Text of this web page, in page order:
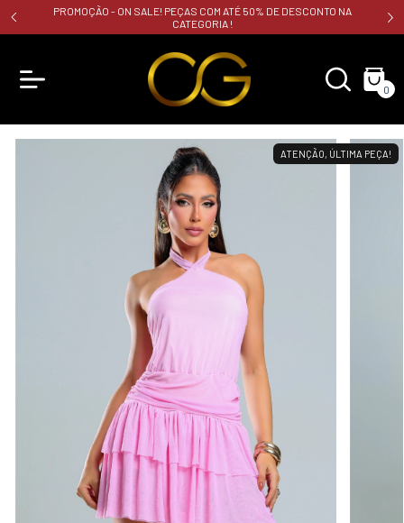
PROMOÇÃO - ON SALE! PEÇAS COM ATÉ 50% DE DESCONTO NA
CATEGORIA !
0
ATENÇÃO, ÚLTIMA PEÇA!